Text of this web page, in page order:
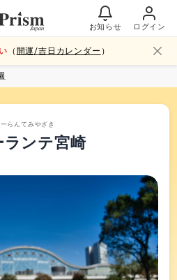
お知らせ ログイン
（ 開運/吉日カレンダー ）
らんてみやざき
ランテ宮崎